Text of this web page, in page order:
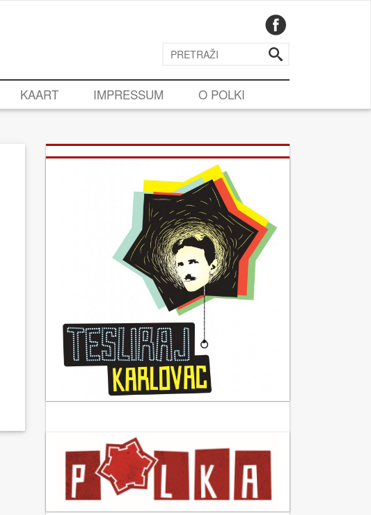
KAART IMPRESSUM O POLKI